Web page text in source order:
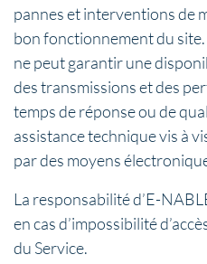
pannes et interventions de
bon fonctionnement du
ne peut garantir une
des transmissions et des
temps de réponse ou de
assistance technique vis à
par des moyens
La responsabilité d’E-
en cas d’impossibilité
du Service.